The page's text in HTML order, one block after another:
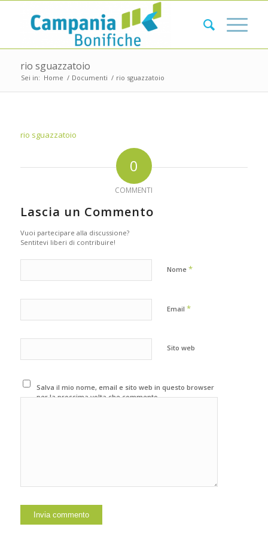
rio sguazzatoio
Sei in: Home / Documenti / rio sguazzatoio
rio sguazzatoio
0
COMMENTI
Lascia un Commento
Vuoi partecipare alla discussione?
Sentitevi liberi di contribuire!
Nome *
Email *
Sito web
Salva il mio nome, email e sito web in questo browser
per la prossima volta che commento.